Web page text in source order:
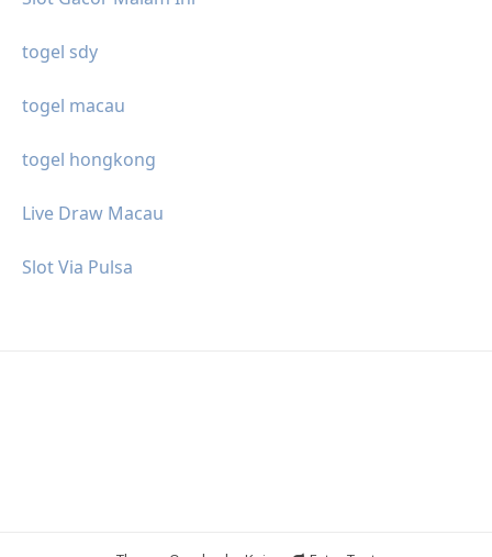
togel sdy
togel macau
togel hongkong
Live Draw Macau
Slot Via Pulsa